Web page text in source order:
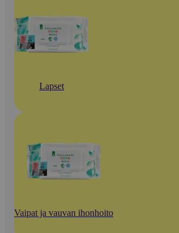
Lapset
Vaipat ja vauvan ihonhoito